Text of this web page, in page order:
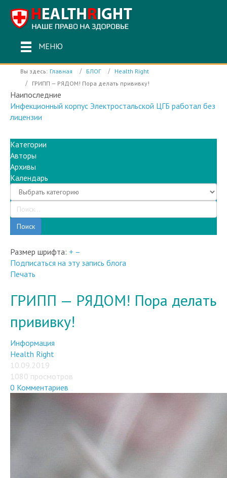
МЕНЮ
Вы здесь: Главная БЛОГ
Health Right
ГРИПП — РЯДОМ! Пора делать прививку!
Наипоследние
Инфекционный корпус Электростальской ЦГБ работал без
лицензии
Авторы
Архивы
Календарь
Подписаться на эту запись блога
Печать
прививку!
Информация
Health Right
10.09.2019
1080 просмотров
0 Комментариев